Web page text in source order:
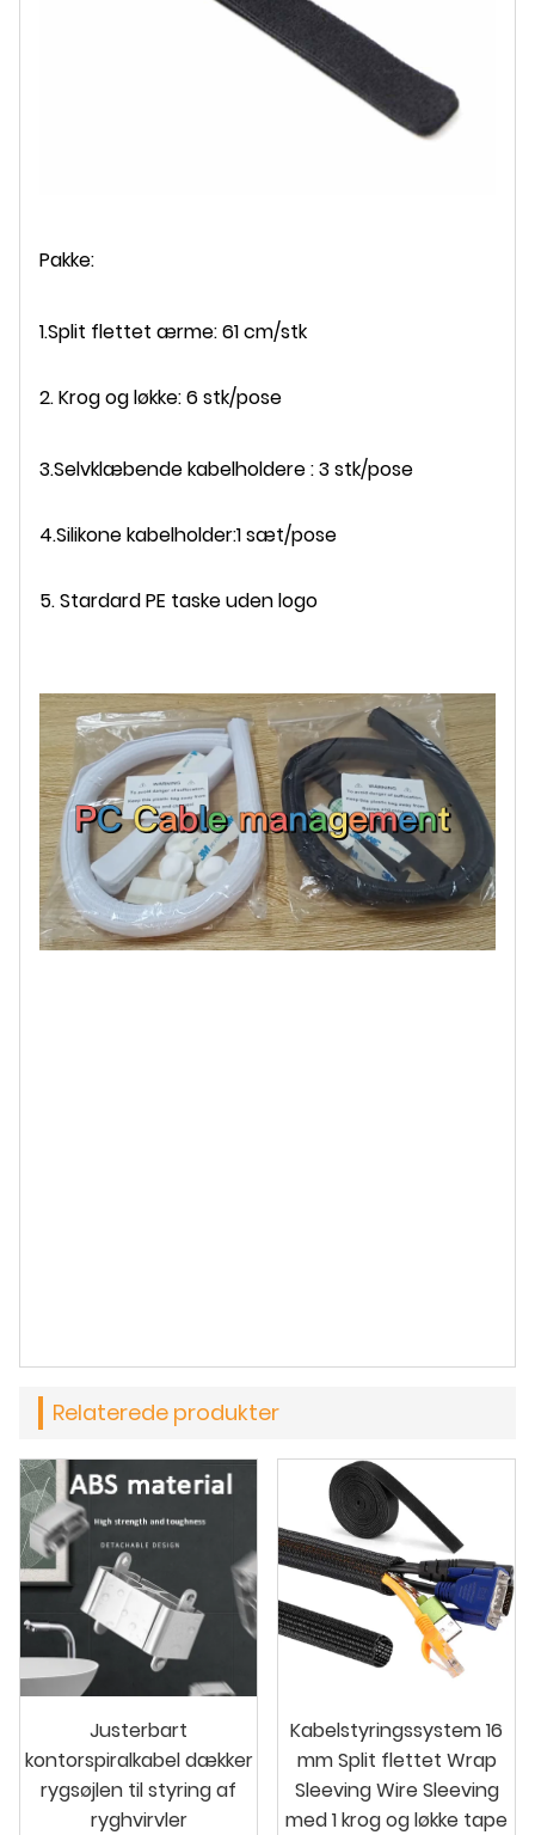
Pakke:
1.Split flettet ærme: 61 cm/stk
2. Krog og løkke: 6 stk/pose
3.Selvklæbende kabelholdere: 3 stk/pose
4.Silikone kabelholder:1 sæt/pose
5. Stardard PE taske uden logo
Relaterede produkter
Justerbart
kontorspiralkabel dækker
rygsøjlen til styring af
ryghvirvler
Kabelstyringssystem 16
mm Split flettet Wrap
Sleeving Wire Sleeving
med 1 krog og løkke tape